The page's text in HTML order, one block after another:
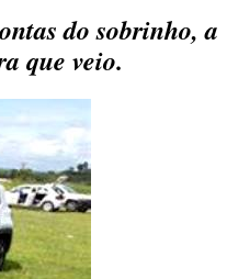
do sobrinho, a
que veio.